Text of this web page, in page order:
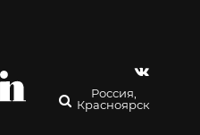
Россия,
Красноярск